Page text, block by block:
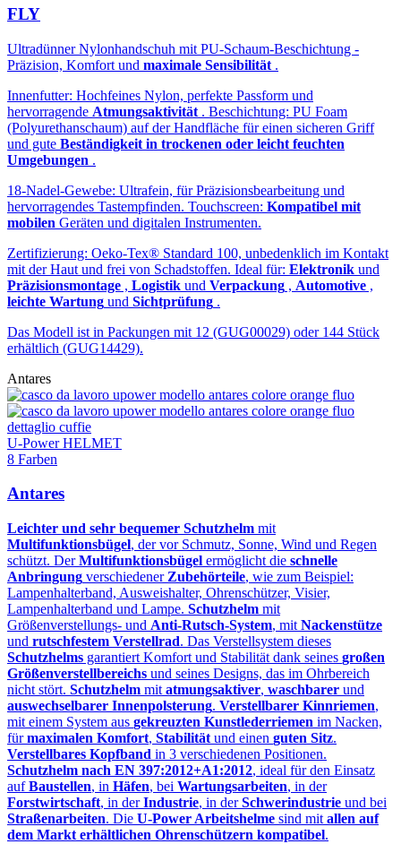
FLY
Ultradünner Nylonhandschuh mit PU-Schaum-Beschichtung -
Präzision, Komfort und maximale Sensibilität .
Innenfutter: Hochfeines Nylon, perfekte Passform und
hervorragende Atmungsaktivität . Beschichtung: PU Foam
(Polyurethanschaum) auf der Handfläche für einen sicheren Griff
und gute Beständigkeit in trockenen oder leicht feuchten
Umgebungen .
18-Nadel-Gewebe: Ultrafein, für Präzisionsbearbeitung und
hervorragendes Tastempfinden. Touchscreen: Kompatibel mit
mobilen Geräten und digitalen Instrumenten.
Zertifizierung: Oeko-Tex® Standard 100, unbedenklich im Kontakt
mit der Haut und frei von Schadstoffen. Ideal für: Elektronik und
Präzisionsmontage , Logistik und Verpackung , Automotive ,
leichte Wartung und Sichtprüfung .
Das Modell ist in Packungen mit 12 (GUG00029) oder 144 Stück
erhältlich (GUG14429).
Antares
U-Power HELMET
8 Farben
Antares
Leichter und sehr bequemer Schutzhelm mit
Multifunktionsbügel, der vor Schmutz, Sonne, Wind und Regen
schützt. DerMultifunktionsbügel ermöglicht die schnelle
Anbringung verschiedener Zubehörteile, wie zum Beispiel:
Lampenhalterband, Ausweishalter, Ohrenschützer, Visier,
Lampenhalterband und Lampe. Schutzhelm mit
Größenverstellungs- und Anti-Rutsch-System, mit Nackenstütze
und rutschfestem Verstellrad. Das Verstellsystem dieses
Schutzhelms garantiert Komfort und Stabilität dank seines großen
Größenverstellbereichs und seines Designs, das im Ohrbereich
nicht stört. Schutzhelm mit atmungsaktiver, waschbarer und
auswechselbarer Innenpolsterung. Verstellbarer Kinnriemen,
mit einem System aus gekreuzten Kunstlederriemen im Nacken,
fürmaximalen Komfort, Stabilität und einen guten Sitz.
Verstellbares Kopfband in 3 verschiedenen Positionen.
Schutzhelm nach EN 397:2012+A1:2012, ideal für den Einsatz
aufBaustellen, in Häfen, bei Wartungsarbeiten, in der
Forstwirtschaft, in derIndustrie, in derSchwerindustrie und bei
Straßenarbeiten. Die U-Power Arbeitshelme sind mit allen auf
dem Markt erhältlichen Ohrenschützern kompatibel.